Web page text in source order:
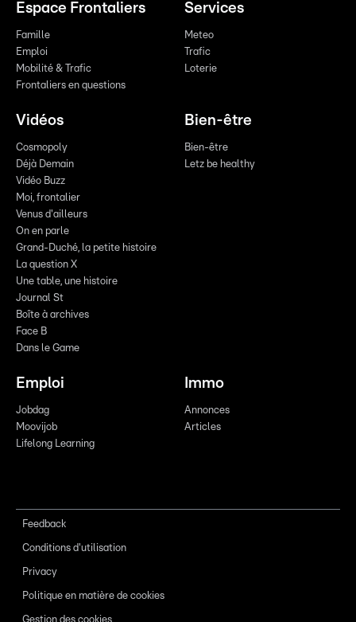
Espace Frontaliers
Famille
Emploi
Mobilité & Trafic
Frontaliers en questions
Services
Meteo
Trafic
Loterie
Vidéos
Cosmopoly
Déjà Demain
Vidéo Buzz
Moi, frontalier
Venus d'ailleurs
On en parle
Grand-Duché, la petite histoire
La question X
Une table, une histoire
Journal St
Boîte à archives
Face B
Dans le Game
Bien-être
Bien-être
Letz be healthy
Emploi
Jobdag
Moovijob
Lifelong Learning
Immo
Annonces
Articles
Feedback
Conditions d'utilisation
Privacy
Politique en matière de cookies